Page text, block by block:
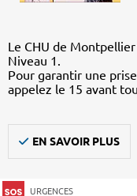
Le CHU de
Niveau 1.
Pour garantir une
appelez le 15 avant
EN SAVOIR PLUS
URGENCES